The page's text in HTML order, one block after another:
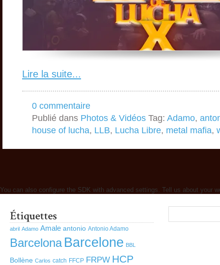
Lire la suite...
0 commentaire
Publié dans Photos & Vidéos Tag: Adamo,
house of lucha, LLB, Lucha Libre, metal mafia,
You can also configure the SDK with advanced settings. Tell us about your
abril Adamo Amale antonio Antonio Adamo
Barcelona Barcelone BBL
Bollène Carlos catch FFCP FRPW HCP